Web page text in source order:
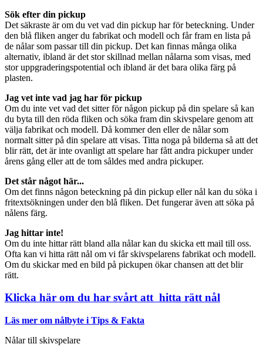
Sök efter din pickup
Det säkraste är om du vet vad din pickup har för beteckning. Under
den blå fliken anger du fabrikat och modell och får fram en lista på
de nålar som passar till din pickup. Det kan finnas många olika
alternativ, ibland är det stor skillnad mellan nålarna som visas, med
stor uppgraderingspotential och ibland är det bara olika färg på
plasten.
Jag vet inte vad jag har för pickup
Om du inte vet vad det sitter för någon pickup på din spelare så kan
du byta till den röda fliken och söka fram din skivspelare genom att
välja fabrikat och modell. Då kommer den eller de nålar som
normalt sitter på din spelare att visas. Titta noga på bilderna så att det
blir rätt, det är inte ovanligt att spelare har fått andra pickuper under
årens gång eller att de tom såldes med andra pickuper.
Det står något här...
Om det finns någon beteckning på din pickup eller nål kan du söka i
fritextsökningen under den blå fliken. Det fungerar även att söka på
nålens färg.
Jag hittar inte!
Om du inte hittar rätt bland alla nålar kan du skicka ett mail till oss.
Ofta kan vi hitta rätt nål om vi får skivspelarens fabrikat och modell.
Om du skickar med en bild på pickupen ökar chansen att det blir
rätt.
Klicka här om du har svårt att hitta rätt nål
Läs mer om nålbyte i Tips & Fakta
Nålar till skivspelare